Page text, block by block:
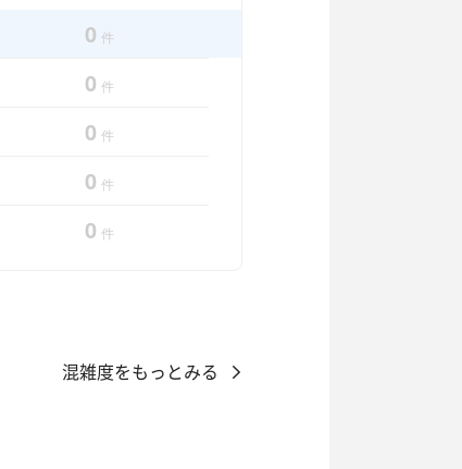
0 件
0 件
0 件
0 件
0 件
混雑度をもっとみる